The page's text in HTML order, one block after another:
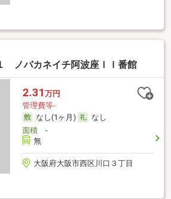
ノバカネイチ阿波座ＩＩ番館
2.31 万円
管理費等-
なし(1ヶ月)
なし
面積-
無
大阪府大阪市西区川口３丁目